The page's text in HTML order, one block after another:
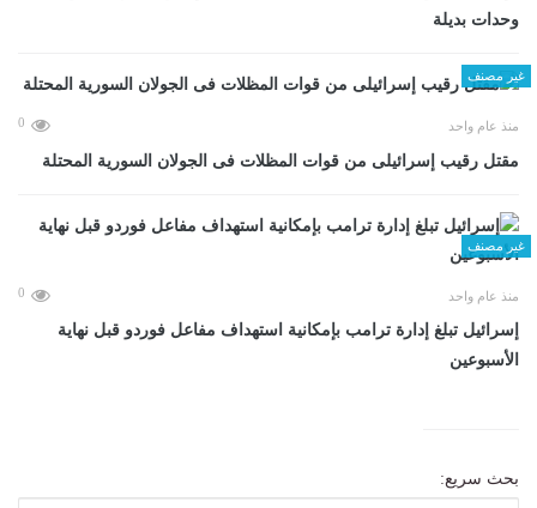
وحدات بديلة
غير مصنف
منذ عام واحد 0
مقتل رقيب إسرائيلى من قوات المظلات فى الجولان السورية المحتلة
غير مصنف
منذ عام واحد 0
إسرائيل تبلغ إدارة ترامب بإمكانية استهداف مفاعل فوردو قبل نهاية
الأسبوعين
بحث سريع: